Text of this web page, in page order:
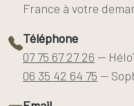
France à votre
Téléphone
07 75 67 27 26 —
06 35 42 64 75 —